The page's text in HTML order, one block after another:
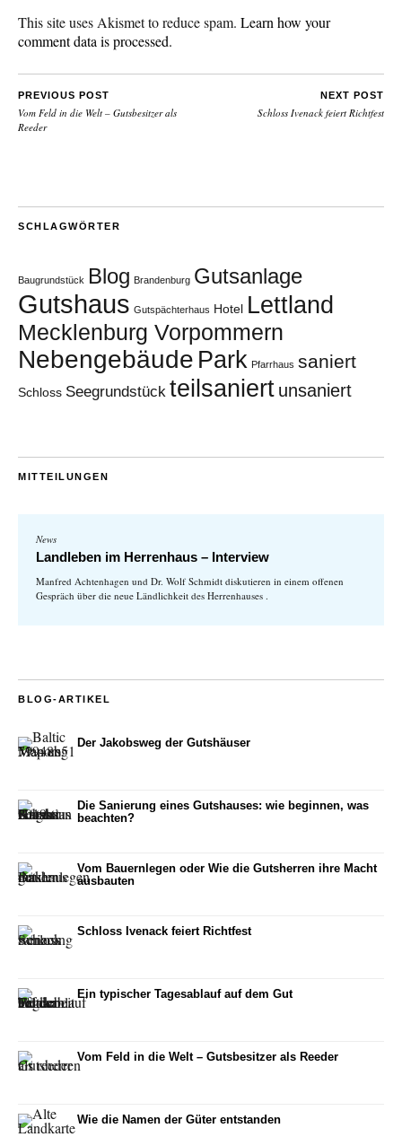
This site uses Akismet to reduce spam. Learn how your
comment data is processed.
PREVIOUS POST
Vom Feld in die Welt – Gutsbesitzer als
Reeder
NEXT POST
Schloss Ivenack feiert Richtfest
SCHLAGWÖRTER
Baugrundstück Blog Brandenburg Gutsanlage
Gutshaus Gutspächterhaus Hotel Lettland
Mecklenburg Vorpommern
Nebengebäude Park Pfarrhaus saniert
Schloss Seegrundstück teilsaniert unsaniert
MITTEILUNGEN
News
Landleben im Herrenhaus – Interview
Manfred Achtenhagen und Dr. Wolf Schmidt diskutieren in einem offenen
Gespräch über die neue Ländlichkeit des Herrenhauses .
BLOG-ARTIKEL
Der Jakobsweg der Gutshäuser
Die Sanierung eines Gutshauses: wie beginnen, was
beachten?
Vom Bauernlegen oder Wie die Gutsherren ihre Macht
ausbauten
Schloss Ivenack feiert Richtfest
Ein typischer Tagesablauf auf dem Gut
Vom Feld in die Welt – Gutsbesitzer als Reeder
Wie die Namen der Güter entstanden